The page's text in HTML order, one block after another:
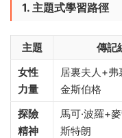
1. 主題式學習路徑
主題 傳記
女性
力量
居裏夫人+弗
金斯伯格
探險
精神
馬可·波羅+
斯特朗